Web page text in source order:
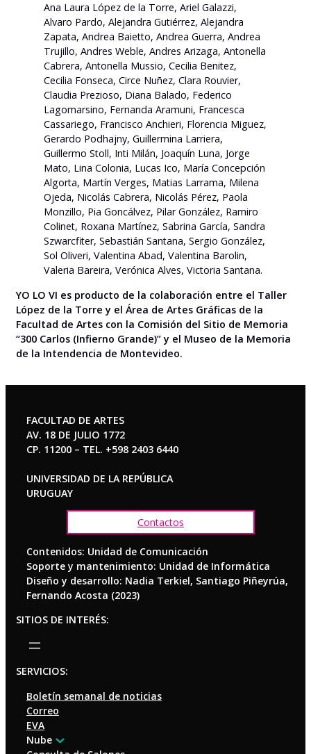
Ana Laura López de la Torre, Ariel Galazzi,
Alvaro Pardo, Alejandra Gutiérrez, Alejandra
Zapata, Andrea Baietto, Andrea Guerra, Andrea
Trujillo, Andres Weble, Andres Arizaga, Antonella
Cabrera, Antonella Mussio, Cecilia Benitez,
Cecilia Fonseca, Circe Nuñez, Clara Rouvier,
Claudia Prezioso, Diana Balado, Federico
Lagomarsino, Fernanda Aramuni, Francesca
Cassariego, Francisco Anchieri, Florencia Miguez,
Gerardo Podhajny, Guillermina Larriera,
Guillermo Stoll, Inti Milán, Joaquín Luna, Jorge
Mato, Lina Colonia, Lucas Ico, María Concepción
Algorta, Martín Verges, Matias Larrama, Milena
Ojeda, Nicolás Cabrera, Nicolás Pérez, Paola
Monzillo, Pia Goncálvez, Pilar González, Ramiro
Colinet, Roxana Martínez, Sabrina García, Sandra
Szwarcfiter, Sebastián Santana, Sergio González,
Sol Oliveri, Valentina Abad, Valentina Barolin,
Valeria Bareira, Verónica Alves, Victoria Santana.
YO LO VI es producto de la colaboración entre el Taller
López de la Torre y el Área de Artes Gráficas de la
Facultad de Artes con la Comisión del Sitio de Memoria
“300 Carlos (Infierno Grande)” y el Museo de la Memoria
de la Intendencia de Montevideo.
FACULTAD DE ARTES
AV. 18 DE JULIO 1772
CP. 11200 – TEL. +598 2403 6440
UNIVERSIDAD DE LA REPÚBLICA
URUGUAY
Contactos
Contenidos: Unidad de Comunicación
Soporte y mantenimiento: Unidad de Informática
Diseño y desarrollo: Nadia Terkiel, Santiago Piñeyrúa,
Fernando Acosta (2023)
SITIOS DE INTERÉS:
SERVICIOS:
Boletín semanal de noticias
Correo
EVA
Nube